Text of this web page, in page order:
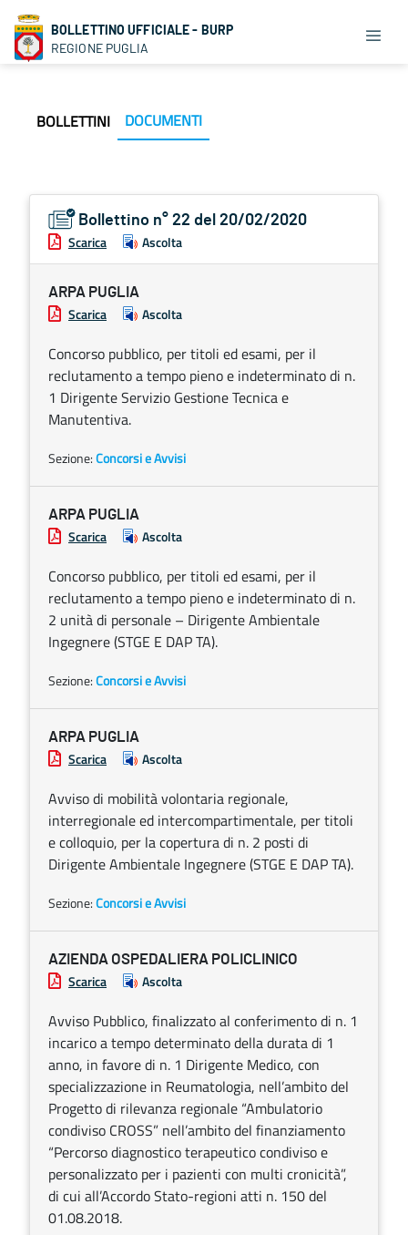
BOLLETTINO UFFICIALE - BURP
REGIONE PUGLIA
BOLLETTINI DOCUMENTI
Bollettino n° 22 del 20/02/2020
Scarica Ascolta
ARPA PUGLIA
Scarica Ascolta
Concorso pubblico, per titoli ed esami, per il
reclutamento a tempo pieno e indeterminato di n.
1 Dirigente Servizio Gestione Tecnica e
Manutentiva.
Sezione:Concorsi e Avvisi
ARPA PUGLIA
Scarica Ascolta
Concorso pubblico, per titoli ed esami, per il
reclutamento a tempo pieno e indeterminato di n.
2 unità di personale – Dirigente Ambientale
Ingegnere (STGE E DAP TA).
Sezione:Concorsi e Avvisi
ARPA PUGLIA
Scarica Ascolta
Avviso di mobilità volontaria regionale,
interregionale ed intercompartimentale, per titoli
e colloquio, per la copertura di n. 2 posti di
Dirigente Ambientale Ingegnere (STGE E DAP TA).
Sezione:Concorsi e Avvisi
AZIENDA OSPEDALIERA POLICLINICO
Scarica Ascolta
Avviso Pubblico, finalizzato al conferimento di n. 1
incarico a tempo determinato della durata di 1
anno, in favore di n. 1 Dirigente Medico, con
specializzazione in Reumatologia, nell’ambito del
Progetto di rilevanza regionale “Ambulatorio
condiviso CROSS” nell’ambito del finanziamento
“Percorso diagnostico terapeutico condiviso e
personalizzato per i pazienti con multi cronicità”,
di cui all’Accordo Stato-regioni atti n. 150 del
01.08.2018.